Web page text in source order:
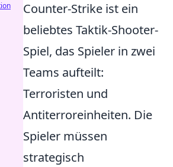
Counter-Strike ist ein
beliebtes Taktik-Shooter-
Spiel, das Spieler in zwei
Teams aufteilt:
Terroristen und
Antiterroreinheiten. Die
Spieler müssen
strategisch